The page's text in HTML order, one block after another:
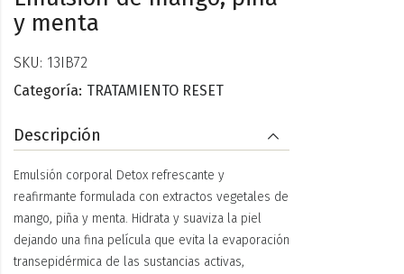
y menta
SKU: 13IB72
Categoría: TRATAMIENTO RESET
Descripción
Emulsión corporal Detox refrescante y
reafirmante formulada con extrac­tos vegetales de
mango, piña y menta. Hidrata y suaviza la piel
dejando una fina película que evita la evaporación
transepidérmica de las sustan­cias activas,